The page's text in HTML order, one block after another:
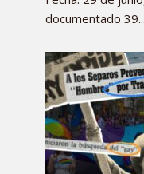
documentado 39...